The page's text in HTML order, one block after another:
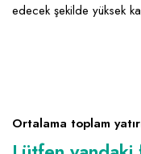
edecek şekilde yüksek
Ortalama toplam